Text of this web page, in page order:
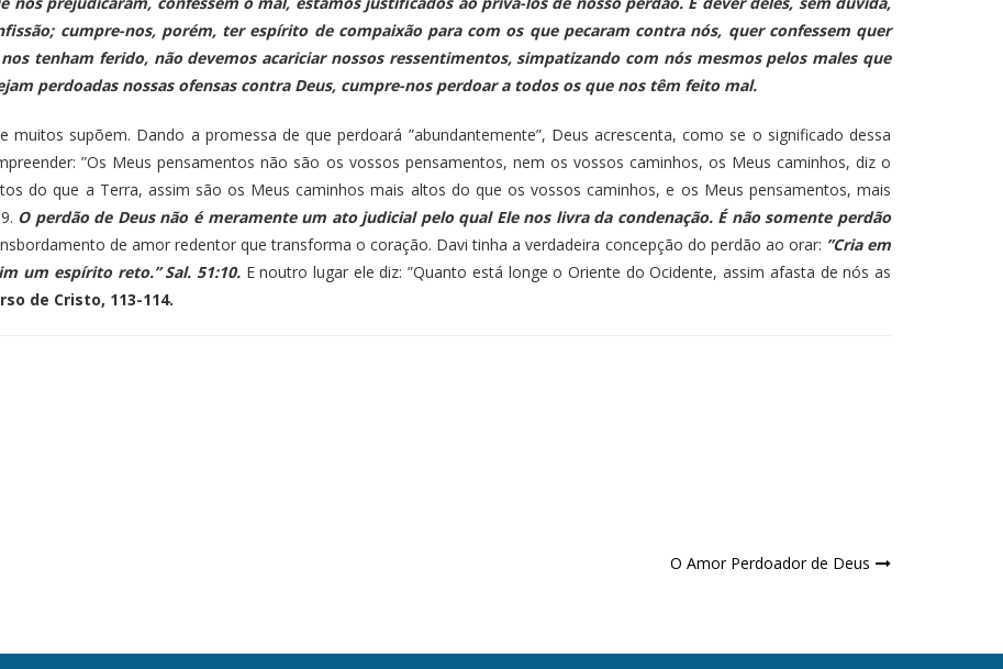
cumpre-nos, porém, ter espírito de compaixão para com os que pecaram contra nós, quer confessem quer
tenham ferido, não devemos acariciar nossos ressentimentos, simpatizando com nós mesmos pelos males que
perdoadas nossas ofensas contra Deus, cumpre-nos perdoar a todos os que nos têm feito mal.
supõem. Dando a promessa de que perdoará ”abundantemente”, Deus acrescenta, como se o significado dessa
”Os Meus pensamentos não são os vossos pensamentos, nem os vossos caminhos, os Meus caminhos, diz o
do que a Terra, assim são os Meus caminhos mais altos do que os vossos caminhos, e os Meus pensamentos, mais
O perdão de Deus não é meramente um ato judicial pelo qual Ele nos livra da condenação. É não somente perdão
de amor redentor que transforma o coração. Davi tinha a verdadeira concepção do perdão ao orar: ”Cria em
um espírito reto.” Sal. 51:10.E noutro lugar ele diz: ”Quanto está longe o Oriente do Ocidente, assim afasta de nós as
de Cristo, 113-114.
O Amor Perdoador de Deus